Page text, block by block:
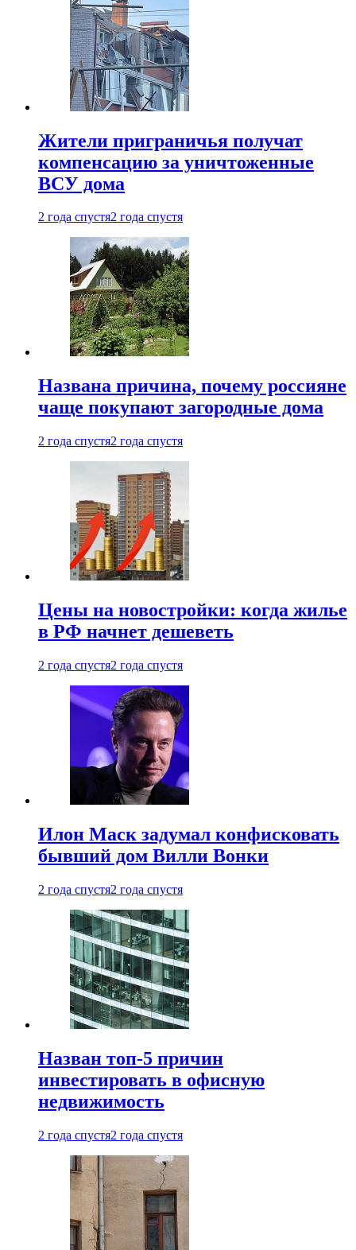
Жители приграничья получат
компенсацию за уничтоженные
ВСУ дома
2 года спустя2 года спустя
Названа причина, почему россияне
чаще покупают загородные дома
2 года спустя2 года спустя
Цены на новостройки: когда жилье
в РФ начнет дешеветь
2 года спустя2 года спустя
Илон Маск задумал конфисковать
бывший дом Вилли Вонки
2 года спустя2 года спустя
Назван топ-5 причин
инвестировать в офисную
недвижимость
2 года спустя2 года спустя